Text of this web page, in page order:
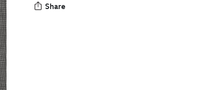
Share